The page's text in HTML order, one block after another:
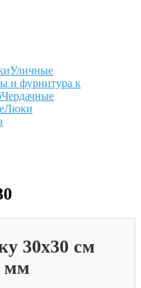
Уличные
и фурнитура к
Чердачные
Люки
30x30 см
мм